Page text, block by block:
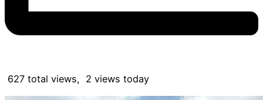
627 total views, 2 views today